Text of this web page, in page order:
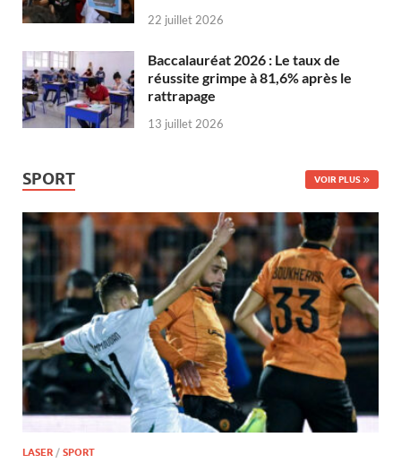
22 juillet 2026
Baccalauréat 2026 : Le taux de
réussite grimpe à 81,6% après le
rattrapage
13 juillet 2026
SPORT VOIR PLUS
LASER / SPORT